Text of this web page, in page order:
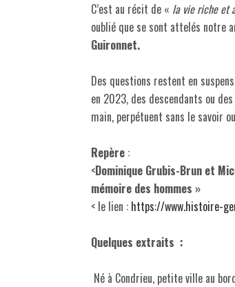
C’est au récit de « la vie riche et
oublié que se sont attelés notre
Guironnet.
Des questions restent en
en 2023, des descendants ou
main, perpétuent sans le savoir
Repère :
<Dominique Grubis-Brun et
mémoire des hommes »
< le lien : https://www.histoire-
Quelques extraits :
Né à Condrieu, petite ville au